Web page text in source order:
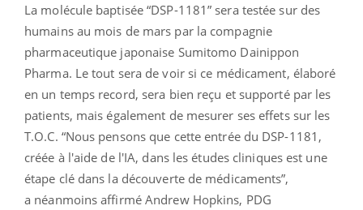
La molécule baptisée “DSP-1181” sera testée sur des
humains au mois de mars par la compagnie
pharmaceutique japonaise Sumitomo Dainippon
Pharma. Le tout sera de voir si ce médicament, élaboré
en un temps record, sera bien reçu et supporté par les
patients, mais également de mesurer ses effets sur les
T.O.C. “Nous pensons que cette entrée du DSP-1181,
créée à l'aide de l'IA, dans les études cliniques est une
étape clé dans la découverte de médicaments”,
a néanmoins affirmé Andrew Hopkins, PDG